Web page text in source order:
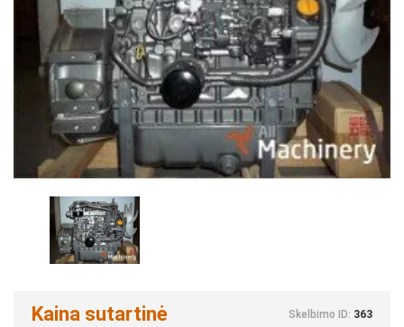
Kaina sutartinė Skelbimo ID: 363